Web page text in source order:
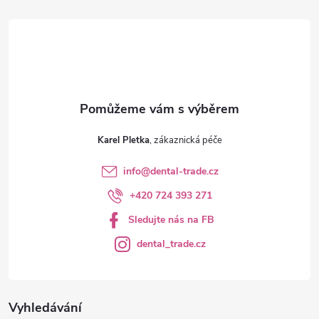
Vyhledávání
Karel Pletka
info@dental-trade.cz
+420 724 393 271
Sledujte nás na FB
dental_trade.cz